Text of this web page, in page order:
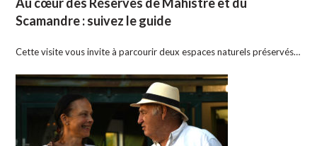
Scamandre : suivez le guide
Cette visite vous invite à parcourir deux espaces naturels préservés…